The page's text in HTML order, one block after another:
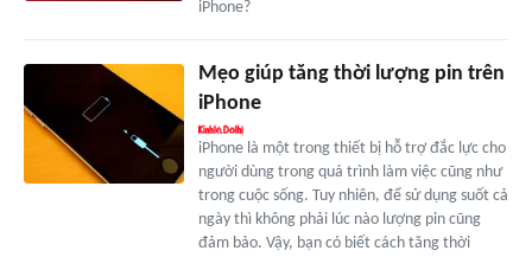
iPhone?
Mẹo giúp tăng thời lượng pin trên
iPhone
iPhone là một trong thiết bị hỗ trợ đắc lực cho
người dùng trong quá trình làm việc cũng như
trong cuộc sống. Tuy nhiên, để sử dụng suốt cả
ngày thì không phải lúc nào lượng pin cũng
đảm bảo. Vậy, bạn có biết cách tăng thời